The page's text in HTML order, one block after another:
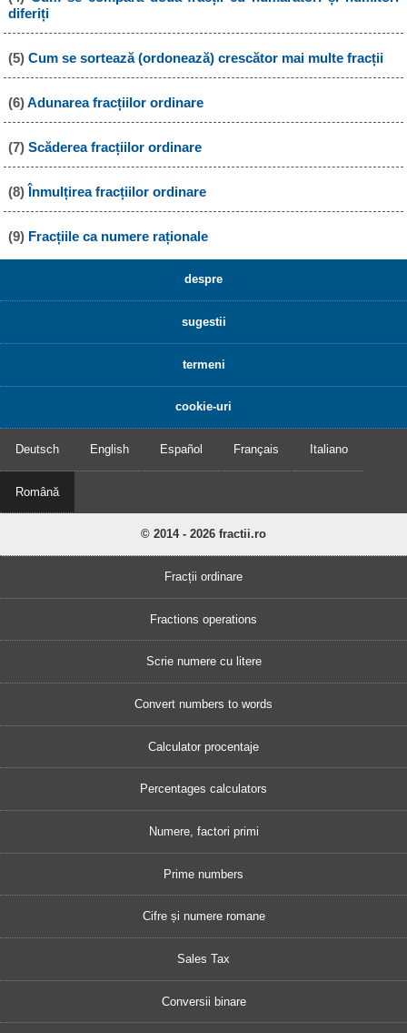
diferiți
(5) Cum se sortează (ordonează) crescător mai multe fracții
(6)Adunarea fracțiilor ordinare
(7) Scăderea fracțiilor ordinare
(8) Înmulțirea fracțiilor ordinare
(9) Fracțiile ca numere raționale
despre
sugestii
termeni
cookie-uri
Deutsch English Español Français Italiano
Română
© 2014 - 2026 fractii.ro
Fracții ordinare
Fractions operations
Scrie numere cu litere
Convert numbers to words
Calculator procentaje
Percentages calculators
Numere, factori primi
Prime numbers
Cifre și numere romane
Sales Tax
Conversii binare